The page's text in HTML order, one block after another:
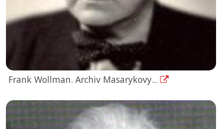
Frank Wollman. Archiv Masarykovy...